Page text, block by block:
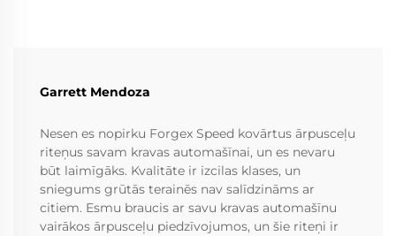
Garrett Mendoza
Nesen es nopirku Forgex Speed kovārtus ārpusceļu
riteņus savam kravas automašīnai, un es nevaru
būt laimīgāks. Kvalitāte ir izcilas klases, un
sniegums grūtās terainēs nav salīdzināms ar
citiem. Esmu braucis ar savu kravas automašīnu
vairākos ārpusceļu piedzīvojumos, un šie riteņi ir